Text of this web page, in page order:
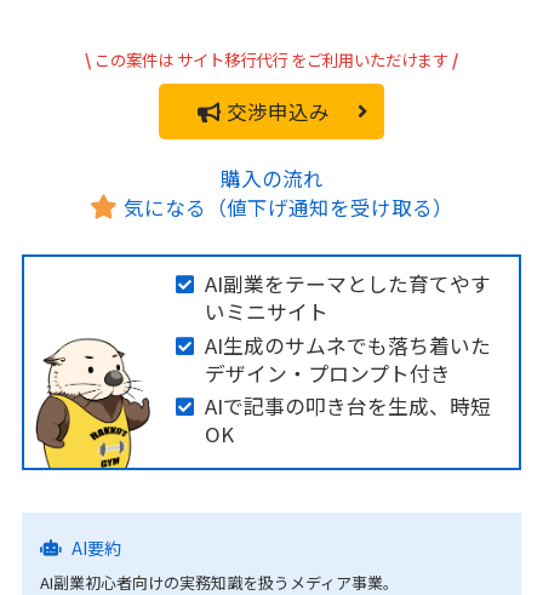
\ この案件は サイト移行代行 をご利用いただけます /
交渉申込み
購入の流れ
気になる（値下げ通知を受け取る）
AI副業をテーマとした育てやす
いミニサイト
AI生成のサムネでも落ち着いた
デザイン・プロンプト付き
AIで記事の叩き台を生成、時短
OK
AI要約
AI副業初心者向けの実務知識を扱うメディア事業。